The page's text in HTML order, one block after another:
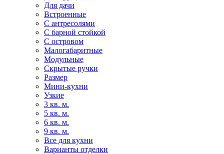
Для дачи
Встроенные
С антресолями
С барной стойкой
С островом
Малогабаритные
Модульные
Скрытые ручки
Размер
Мини-кухни
Узкие
3 кв. м.
5 кв. м.
6 кв. м.
9 кв. м.
Все для кухни
Варианты отделки